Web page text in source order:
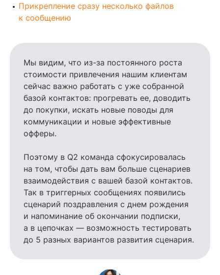
Прикрепление сразу несколько файлов
к сообщению
Мы видим, что из-за постоянного роста
стоимости привлечения нашим клиентам
сейчас важно работать с уже собранной
базой контактов: прогревать ее, доводить
до покупки, искать новые поводы для
коммуникации и новые эффективные
офферы.
Поэтому в Q2 команда сфокусировалась
на том, чтобы дать вам больше сценариев
взаимодействия с вашей базой контактов.
Так в триггерных сообщениях появились
сценарий поздравления с днем рождения
и напоминание об окончании подписки,
а в цепочках — возможность тестировать
до 5 разных вариантов развития сценария.